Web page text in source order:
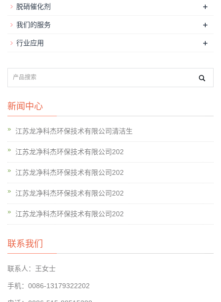
脱硝催化剂 +
我们的服务 +
行业应用 +
新闻中心
江苏龙净科杰环保技术有限公司清洁生
江苏龙净科杰环保技术有限公司202
江苏龙净科杰环保技术有限公司202
江苏龙净科杰环保技术有限公司202
江苏龙净科杰环保技术有限公司202
联系我们
联系人：王女士
手机：0086-13179322202